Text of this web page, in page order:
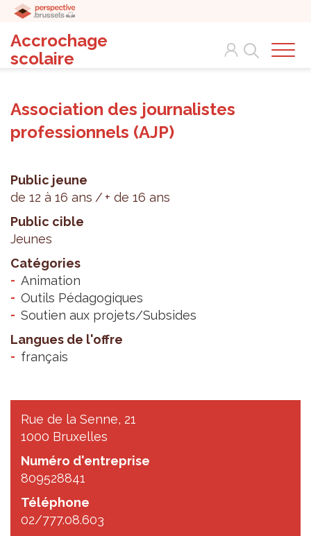
Accrochage
scolaire
Search
Association des journalistes
professionnels (AJP)
Public jeune
de 12 à 16 ans
+ de 16 ans
Public cible
Jeunes
Catégories
Animation
Outils Pédagogiques
Soutien aux projets/Subsides
Langues de l'offre
français
Rue de la Senne, 21
1000 Bruxelles
Numéro d'entreprise
809528841
Téléphone
02/777.08.603